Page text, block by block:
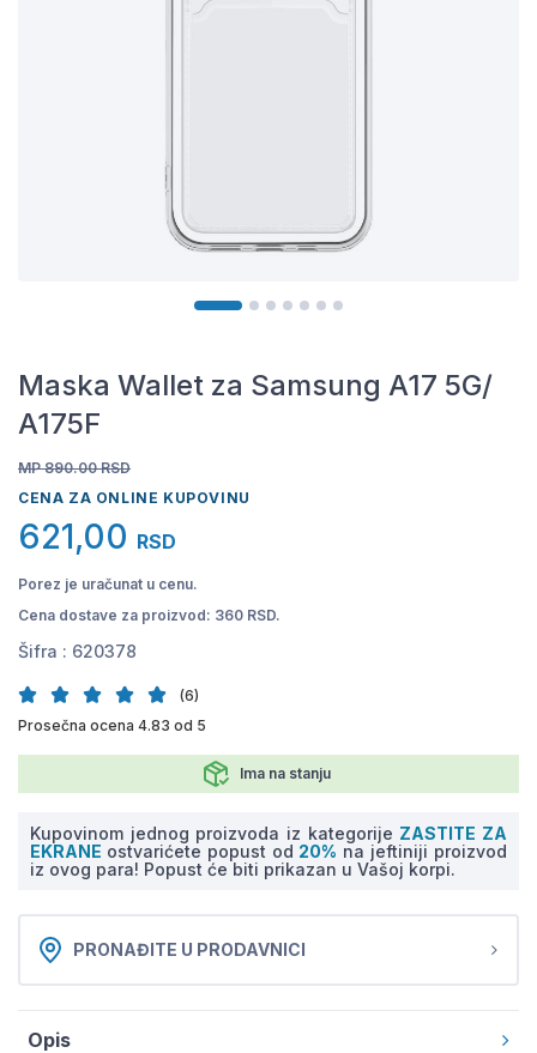
Maska Wallet za Samsung A17 5G/
A175F
MP 890.00 RSD
CENA ZA ONLINE KUPOVINU
621,00 RSD
Porez je uračunat u cenu.
Cena dostave za proizvod: 360 RSD.
Šifra : 620378
(6)
Prosečna ocena 4.83 od 5
Ima na stanju
Kupovinom jednog proizvoda iz kategorije ZASTITE ZA
EKRANE ostvarićete popust od 20% na jeftiniji proizvod
iz ovog para! Popust će biti prikazan u Vašoj korpi.
PRONAĐITE U PRODAVNICI
Opis